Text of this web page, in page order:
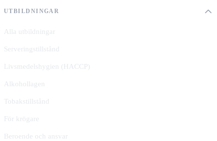
UTBILDNINGAR
Alla utbildningar
Serveringstillstånd
Livsmedelshygien (HACCP)
Alkohollagen
Tobakstillstånd
För krögare
Beroende och ansvar